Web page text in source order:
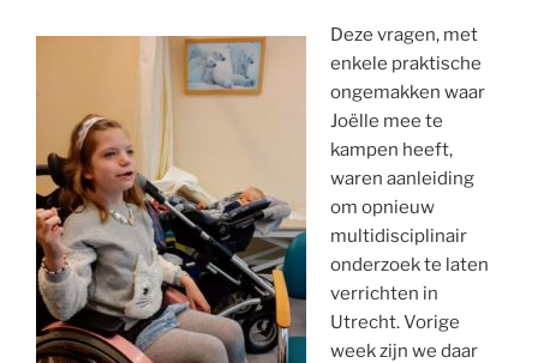
Deze vragen, met
enkele praktische
ongemakken waar
Joëlle mee te
kampen heeft,
waren aanleiding
om opnieuw
multidisciplinair
onderzoek te laten
verrichten in
Utrecht. Vorige
week zijn we daar